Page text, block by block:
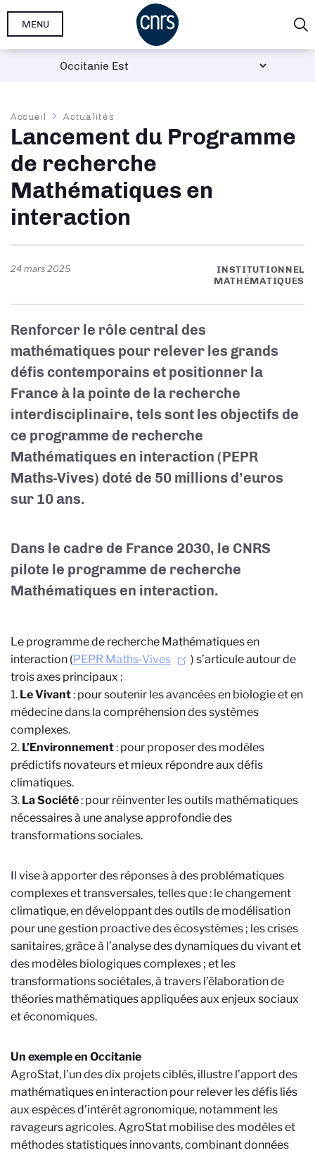
Aller
MENU
Fil
d'Ariane
Accueil Actualités
Lancement du Programme
de recherche
Mathématiques en
interaction
24 mars 2025
INSTITUTIONNEL
MATHÉMATIQUES
Renforcer le rôle central des
mathématiques pour relever les grands
défis contemporains et positionner la
France à la pointe de la recherche
interdisciplinaire, tels sont les objectifs de
ce programme de recherche
Mathématiques en interaction (PEPR
Maths-Vives) doté de 50 millions d’euros
sur 10 ans.
Dans le cadre de France 2030, le CNRS
pilote le programme de recherche
Mathématiques en interaction.
Le programme de recherche Mathématiques en
interaction (PEPR Maths-Vives
) s’articule autour de
trois axes principaux :
1. Le Vivant: pour soutenir les avancées en biologie et en
médecine dans la compréhension des systèmes
complexes.
2. L’Environnement: pour proposer des modèles
prédictifs novateurs et mieux répondre aux défis
climatiques.
3. La Société: pour réinventer les outils mathématiques
nécessaires à une analyse approfondie des
transformations sociales.
Il vise à apporter des réponses à des problématiques
complexes et transversales, telles que : le changement
climatique, en développant des outils de modélisation
pour une gestion proactive des écosystèmes ; les crises
sanitaires, grâce à l’analyse des dynamiques du vivant et
des modèles biologiques complexes ; et les
transformations sociétales, à travers l’élaboration de
théories mathématiques appliquées aux enjeux sociaux
et économiques.
Un exemple en Occitanie
AgroStat, l’un des dix projets ciblés, illustre l’apport des
mathématiques en interaction pour relever les défis liés
aux espèces d’intérêt agronomique, notamment les
ravageurs agricoles. AgroStat mobilise des modèles et
méthodes statistiques innovants, combinant données